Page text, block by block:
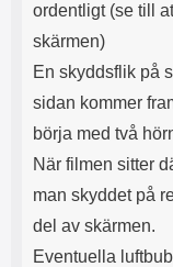
ordentligt (se till
skärmen)
En skyddsflik på
sidan kommer
börja med två
När filmen sitter
man skyddet på
del av skärmen.
Eventuella